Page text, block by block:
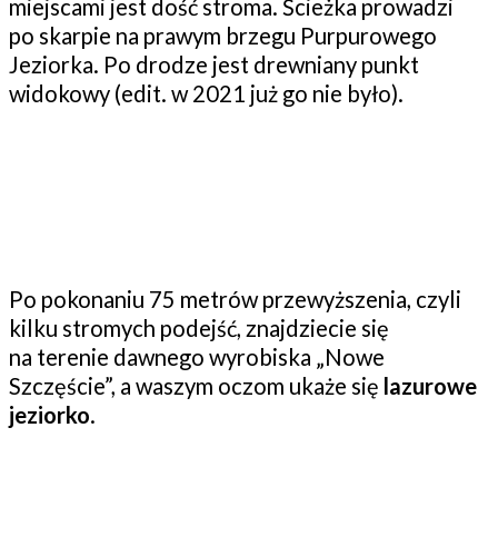
miejscami jest dość stroma. Ścieżka prowadzi
po skarpie na prawym brzegu Purpurowego
Jeziorka. Po drodze jest drewniany punkt
widokowy (edit. w 2021 już go nie było).
Po pokonaniu 75 metrów przewyższenia, czyli
kilku stromych podejść, znajdziecie się
na terenie dawnego wyrobiska „Nowe
Szczęście”, a waszym oczom ukaże się lazurowe
jeziorko.